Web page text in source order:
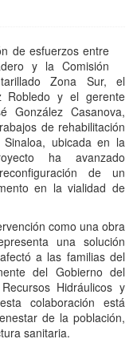
de esfuerzos entre
y la Comisión
Zona Sur, el
Robledo y el gerente
González Casanova,
de rehabilitación
ubicada en la
ha avanzado
de un
en la vialidad de
como una obra
una solución
a las familias del
del Gobierno del
Hidráulicos y
colaboración está
de la población,
sanitaria.